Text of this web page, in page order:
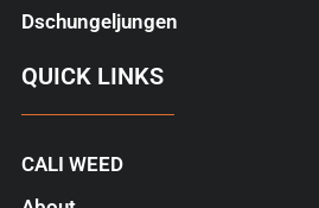
Dschungeljungen
QUICK LINKS
CALI WEED